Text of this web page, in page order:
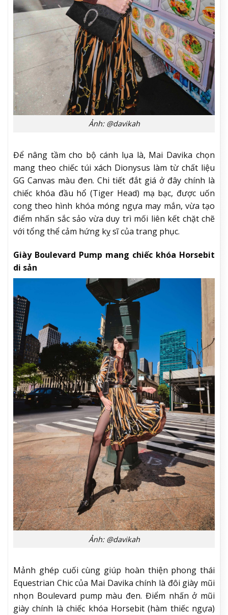
Ảnh: @davikah
Để nâng tầm cho bộ cánh lụa là, Mai Davika chọn
mang theo chiếc túi xách Dionysus làm từ chất liệu
GG Canvas màu đen. Chi tiết đắt giá ở đây chính là
chiếc khóa đầu hổ (Tiger Head) mạ bạc, được uốn
cong theo hình khóa móng ngựa may mắn, vừa tạo
điểm nhấn sắc sảo vừa duy trì mối liên kết chặt chẽ
với tổng thể cảm hứng kỵ sĩ của trang phục.
Giày Boulevard Pump mang chiếc khóa Horsebit
di sản
Ảnh: @davikah
Mảnh ghép cuối cùng giúp hoàn thiện phong thái
Equestrian Chic của Mai Davika chính là đôi giày mũi
nhọn Boulevard pump màu đen. Điểm nhấn ở mũi
giày chính là chiếc khóa Horsebit (hàm thiếc ngựa)